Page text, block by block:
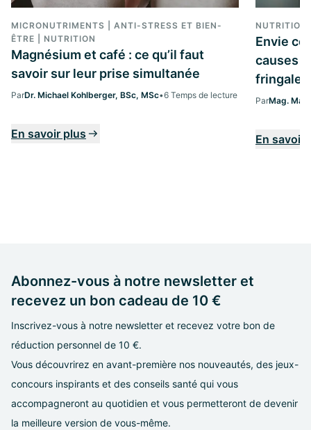
MICRONUTRIMENTS | ANTI-STRESS ET BIEN-
ÊTRE | NUTRITION
Magnésium et café : ce qu’il faut
savoir sur leur prise simultanée
ParDr. Michael Kohlberger, BSc, MSc•6 Temps de lecture
En savoir plus
NUTRITION
Envie
causes
fringales
ParMag.
En savoir
Abonnez-vous à notre newsletter et
recevez un bon cadeau de 10 €
Inscrivez-vous à notre newsletter et recevez votre bon de
réduction personnel de 10 €.
Vous découvrirez en avant-première nos nouveautés, des jeux-
concours inspirants et des conseils santé qui vous
accompagneront au quotidien et vous permetteront de devenir
la meilleure version de vous-même.